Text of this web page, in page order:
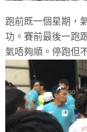
跑前既一個星期，
功。賽前最後一跑
氣唔夠順。停跑但